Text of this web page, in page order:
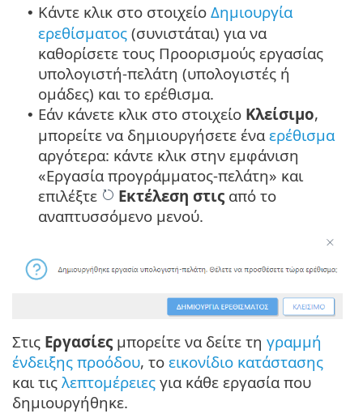
• Κάντε κλικ στο στοιχείο Δημιουργία
ερεθίσματος (συνιστάται) για να
καθορίσετε τους Προορισμούς εργασίας
υπολογιστή-πελάτη (υπολογιστές ή
ομάδες) και το ερέθισμα.
• Εάν κάνετε κλικ στο στοιχείο Κλείσιμο,
μπορείτε να δημιουργήσετε ένα ερέθισμα
αργότερα: κάντε κλικ στην εμφάνιση
«Εργασία προγράμματος-πελάτη» και
επιλέξτε
Εκτέλεση στις από το
αναπτυσσόμενο μενού.
Στις Εργασίες μπορείτε να δείτε τη γραμμή
ένδειξης προόδου, το εικονίδιο κατάστασης
και τις λεπτομέρειες για κάθε εργασία που
δημιουργήθηκε.